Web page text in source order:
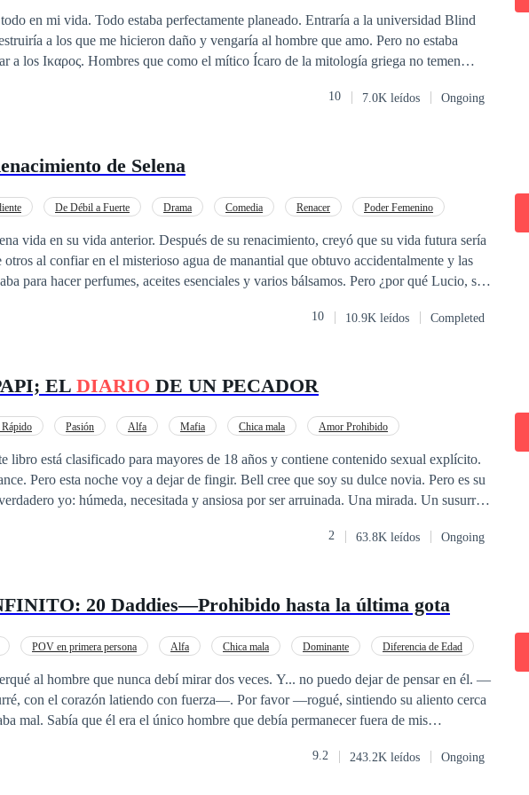
en mi vida. Todo estaba perfectamente planeado. Entraría a la universidad Blind
a los que me hicieron daño y vengaría al hombre que amo. Pero no estaba
a los Iκαρος. Hombres que como el mítico Ícaro de la mitología griega no temen
10 7.0K leídos Ongoing
de Selena
De Débil a Fuerte Drama Comedia Renacer Poder Femenino
vida en su vida anterior. Después de su renacimiento, creyó que su vida futura sería
otros al confiar en el misterioso agua de manantial que obtuvo accidentalmente y las
hacer perfumes, aceites esenciales y varios bálsamos. Pero ¿por qué Lucio, su
después de casarse ~
10 10.9K leídos Completed
EL DIARIO DE UN PECADOR
Pasión Alfa Mafia Chica mala
Amor Prohibido
está clasificado para mayores de 18 años y contiene contenido sexual explícito.
voy a dejar de fingir. Bell cree que soy su dulce novia. Pero es su
yo: húmeda, necesitada y ansiosa por ser arruinada. Una mirada. Un susurro.
«papá». Esto no es solo sexo. Esto es pecado. Y se siente tan bien ser una pecadora. Bienvenidos al
diariode
oscuro para explorar, ningún límite demasiado sagrado para cruzar. Cada
lleno de fantasías sexuales salvajes. Únete al viaje, si puedes soportar el
2 63.8K leídos Ongoing
20 Daddies—Prohibido hasta la última gota
POV en primera persona Alfa Chica mala Dominante
Diferencia de Edad
al hombre que nunca debí mirar dos veces. Y... no puedo dejar de pensar en él. —
con el corazón latiendo con fuerza—. Por favor —rogué, sintiendo su aliento cerca
más intensas y oscuras que jamás se contaron. Es un diariocargado de deseos que
9.2 243.2K leídos Ongoing